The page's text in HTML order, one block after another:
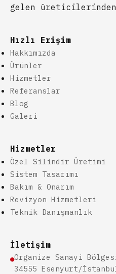
gelen
Hızlı Erişim
Hakkımızda
Ürünler
Hizmetler
Referanslar
Blog
Galeri
Hizmetler
Özel Silindir Üretimi
Sistem Tasarımı
Bakım & Onarım
Revizyon Hizmetleri
Teknik Danışmanlık
İletişim
●Organize Sanayi
34555 Esenyurt/